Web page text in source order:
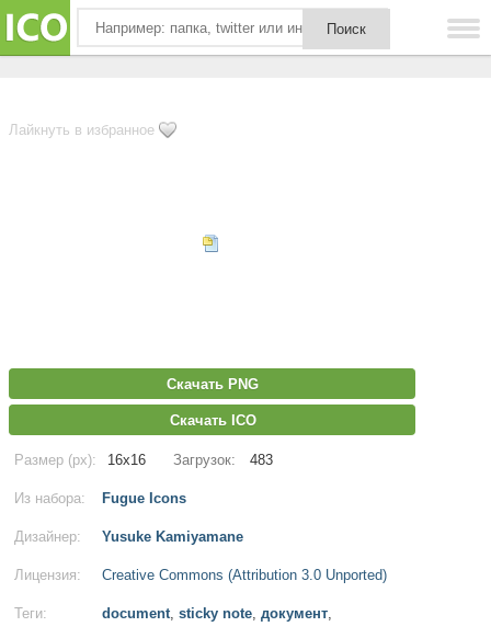
Лайкнуть в избранное
Скачать PNG
Скачать ICO
Размер (px): 16x16 Загрузок: 483
Из набора: Fugue Icons
Дизайнер: Yusuke Kamiyamane
Лицензия: Creative Commons (Attribution 3.0 Unported)
Теги: document, sticky note, документ,